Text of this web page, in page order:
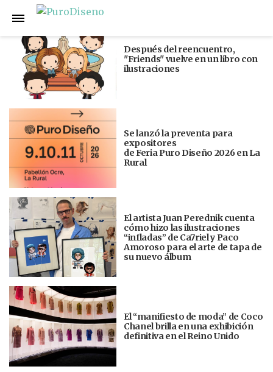
Anterior
Después del reencuentro,
"Friends" vuelve en un libro con
ilustraciones
Se lanzó la preventa para
expositores
de Feria Puro Diseño 2026 en La
Rural
El artista Juan Perednik cuenta
cómo hizo las ilustraciones
“infladas” de Ca7riel y Paco
Amoroso para el arte de tapa de
su nuevo álbum
El “manifiesto de moda” de Coco
Chanel brilla en una exhibición
definitiva en el Reino Unido
Siguiente